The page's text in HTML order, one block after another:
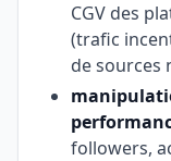
CGV des
(trafic
de sources
followers,